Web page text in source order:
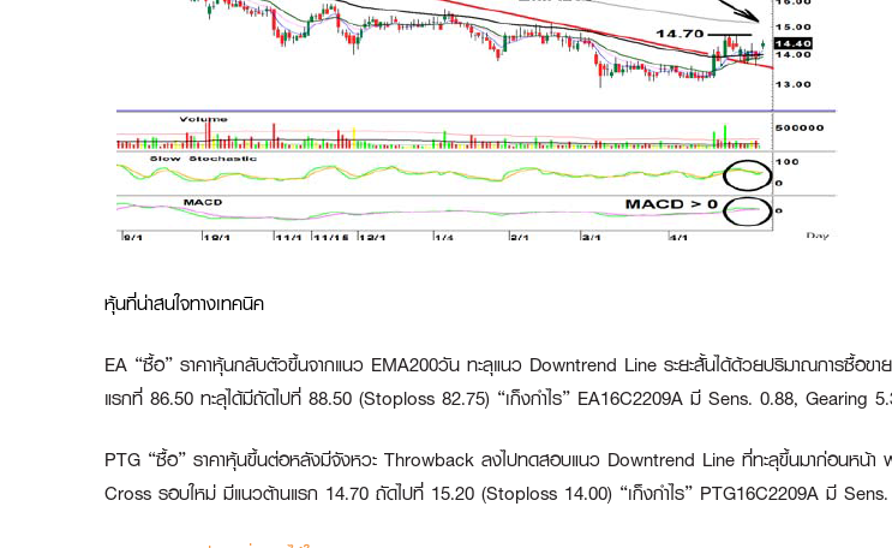
หุ้นที่น่าสนใจทางเทคนิค
EA “ซื้อ” ราคาหุ้นกลับตัวขึ้นจากแนว EMA200วัน ทะลุแนว Downtrend Line ระยะสั้นได้ด้วยปริมาณการซื้
แรกที่ 86.50 ทะลุได้มีถัดไปที่ 88.50 (Stoploss 82.75) “เก็งกำไร” EA16C2209A มี Sens. 0.88, Gearing
PTG “ซื้อ” ราคาหุ้นขึ้นต่อหลังมีจังหวะ Throwback ลงไปทดสอบแนว Downtrend Line ที่ทะลุขึ้นมาก่อนหน้
Cross รอบใหม่ มีแนวต้านแรก 14.70 ถัดไปที่ 15.20 (Stoploss 14.00) “เก็งกำไร” PTG16C2209A มี